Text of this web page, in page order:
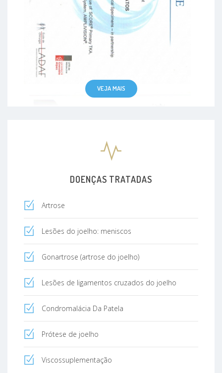
VEJA MAIS
DOENÇAS TRATADAS
Artrose
Lesões do joelho: meniscos
Gonartrose (artrose do joelho)
Lesões de ligamentos cruzados do joelho
Condromalácia Da Patela
Prótese de joelho
Viscossuplementação